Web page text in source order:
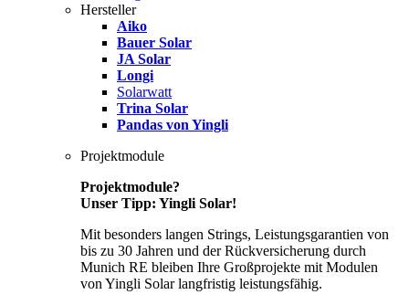
Hersteller
Aiko
Bauer Solar
JA Solar
Longi
Solarwatt
Trina Solar
Pandas von Yingli
Projektmodule
Projektmodule?
Unser Tipp: Yingli Solar!
Mit besonders langen Strings, Leistungsgarantien von
bis zu 30 Jahren und der Rückversicherung durch
Munich RE bleiben Ihre Großprojekte mit Modulen
von Yingli Solar langfristig leistungsfähig.